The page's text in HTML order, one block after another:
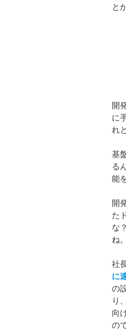
と
開
に
れ
基
る
能
開
た
な
ね。
社
に
の
り
向
の